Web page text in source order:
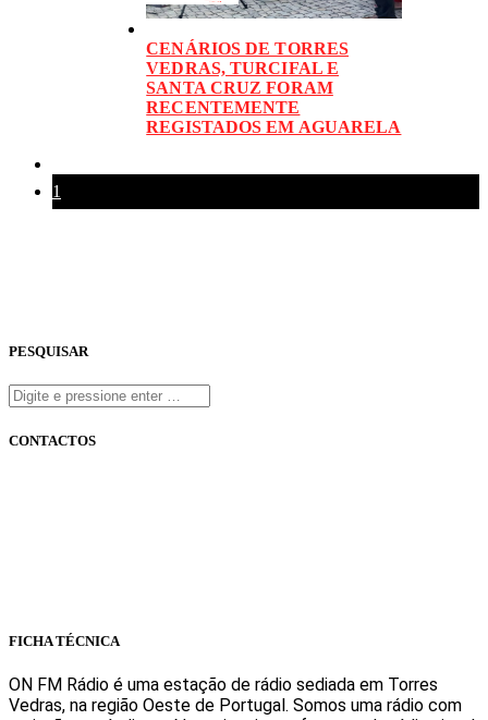
CENÁRIOS DE TORRES
VEDRAS, TURCIFAL E
SANTA CRUZ FORAM
RECENTEMENTE
REGISTADOS EM AGUARELA
1
PESQUISAR
CONTACTOS
FICHA TÉCNICA
ON FM Rádio é uma estação de rádio sediada em Torres
Vedras, na região Oeste de Portugal. Somos uma rádio com